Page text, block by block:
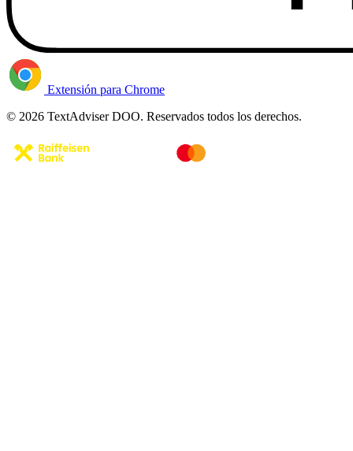
Extensión para Chrome
© 2026 TextAdviser DOO. Reservados todos los derechos.